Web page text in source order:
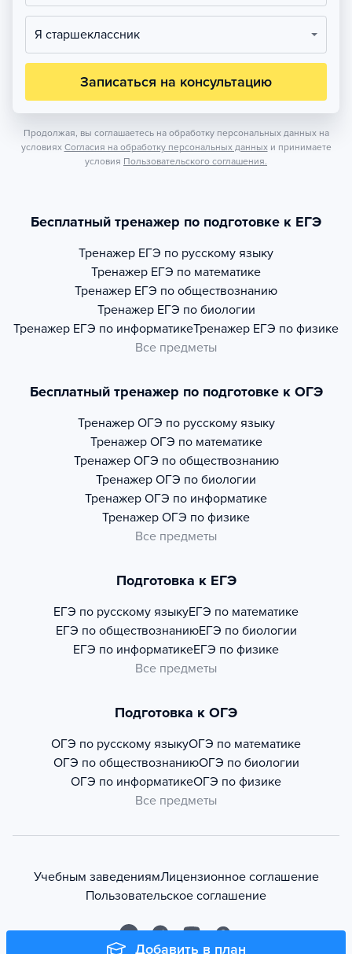
Добавить в план
Я старшеклассник
Записаться на консультацию
Продолжая, вы соглашаетесь на обработку персональных данных на
условиях Согласия на обработку персональных данных и принимаете
условия Пользовательского соглашения.
Бесплатный тренажер по подготовке к ЕГЭ
Тренажер ЕГЭ по русскому языку
Тренажер ЕГЭ по математике
Тренажер ЕГЭ по обществознанию
Тренажер ЕГЭ по биологии
Тренажер ЕГЭ по информатикеТренажер ЕГЭ по физике
Все предметы
Бесплатный тренажер по подготовке к ОГЭ
Тренажер ОГЭ по русскому языку
Тренажер ОГЭ по математике
Тренажер ОГЭ по обществознанию
Тренажер ОГЭ по биологии
Тренажер ОГЭ по информатике
Тренажер ОГЭ по физике
Все предметы
Подготовка к ЕГЭ
ЕГЭ по русскому языкуЕГЭ по математике
ЕГЭ по обществознаниюЕГЭ по биологии
ЕГЭ по информатикеЕГЭ по физике
Все предметы
Подготовка к ОГЭ
ОГЭ по русскому языкуОГЭ по математике
ОГЭ по обществознаниюОГЭ по биологии
ОГЭ по информатикеОГЭ по физике
Все предметы
Учебным заведениямЛицензионное соглашение
Пользовательское соглашение